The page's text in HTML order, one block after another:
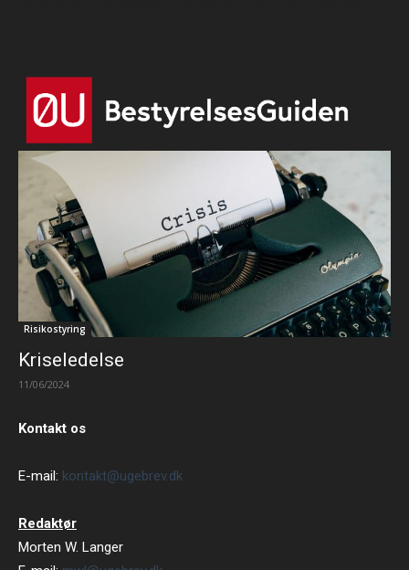
Risikostyring
Kriseledelse
11/06/2024
Kontakt os
E-mail: kontakt@ugebrev.dk
Redaktør
Morten W. Langer